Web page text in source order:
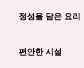
정성을 담은 요리
편안한 시설